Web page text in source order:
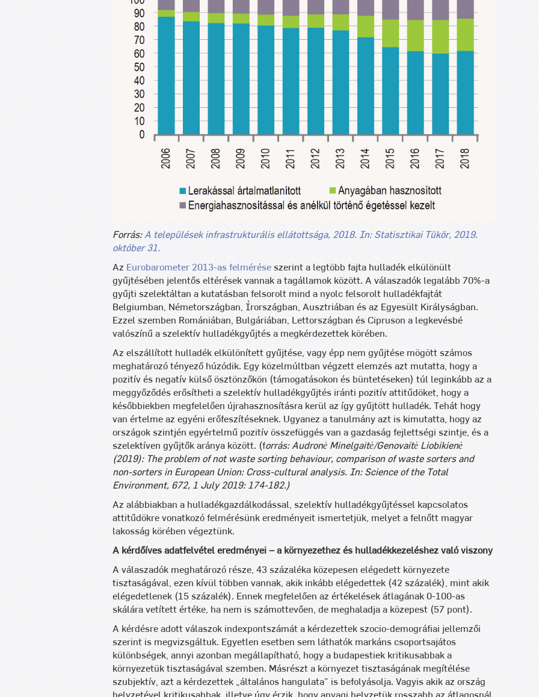
Forrás:A települések infrastrukturális ellátottsága, 2018. In: Statisztikai Tükör, 2019.
október 31.
Az Eurobarometer 2013-as felmérése szerint a legtöbb fajta hulladék elkülönült
gyűjtésében jelentős eltérések vannak a tagállamok között. A válaszadók legalább 70%-a
gyűjti szelektáltan a kutatásban felsorolt mind a nyolc felsorolt hulladékfajtát
Belgiumban, Németországban, Írországban, Ausztriában és az Egyesült Királyságban.
Ezzel szemben Romániában, Bulgáriában, Lettországban és Cipruson a legkevésbé
valószínű a szelektív hulladékgyűjtés a megkérdezettek körében.
Az elszállított hulladék elkülönített gyűjtése, vagy épp nem gyűjtése mögött számos
meghatározó tényező húzódik. Egy közelmúltban végzett elemzés azt mutatta, hogy a
pozitív és negatív külső ösztönzőkön (támogatásokon és büntetéseken) túl leginkább az a
meggyőződés erősítheti a szelektív hulladékgyűjtés iránti pozitív attitűdöket, hogy a
későbbiekben megfelelően újrahasznosításra kerül az így gyűjtött hulladék. Tehát hogy
van értelme az egyéni erőfeszítéseknek. Ugyanez a tanulmány azt is kimutatta, hogy az
országok szintjén egyértelmű pozitív összefüggés van a gazdaság fejlettségi szintje, és a
szelektíven gyűjtők aránya között. (forrás: Audronė Minelgaitė/Genovaitė Liobikienė
(2019): The problem of not waste sorting behaviour, comparison of waste sorters and
non-sorters in European Union: Cross-cultural analysis. In: Science of the Total
Environment, 672, 1 July 2019: 174-182.)
Az alábbiakban a hulladékgazdálkodással, szelektív hulladékgyűjtéssel kapcsolatos
attitűdökre vonatkozó felmérésünk eredményeit ismertetjük, melyet a felnőtt magyar
lakosság körében végeztünk.
A kérdőíves adatfelvétel eredményei – a környezethez és hulladékkezeléshez való viszony
A válaszadók meghatározó része, 43 százaléka közepesen elégedett környezete
tisztaságával, ezen kívül többen vannak, akik inkább elégedettek (42 százalék), mint akik
elégedetlenek (15 százalék). Ennek megfelelően az értékelések átlagának 0-100-as
skálára vetített értéke, ha nem is számottevően, de meghaladja a közepest (57 pont).
A kérdésre adott válaszok indexpontszámát a kérdezettek szocio-demográfiai jellemzői
szerint is megvizsgáltuk. Egyetlen esetben sem láthatók markáns csoportsajátos
különbségek, annyi azonban megállapítható, hogy a budapestiek kritikusabbak a
környezetük tisztaságával szemben. Másrészt a környezet tisztaságának megítélése
szubjektív, azt a kérdezettek „általános hangulata” is befolyásolja. Vagyis akik az ország